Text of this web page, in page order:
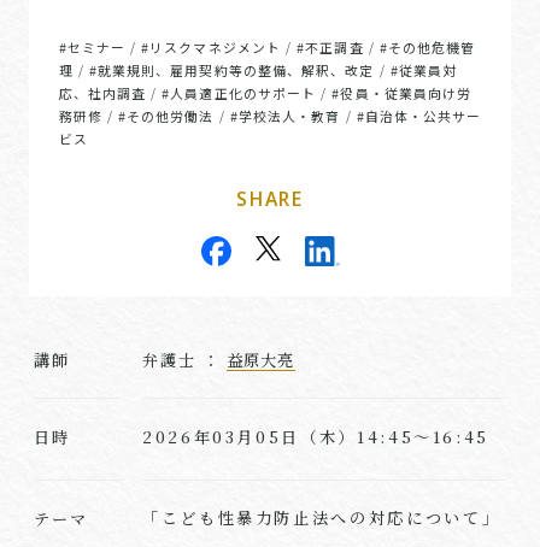
#セミナー /#リスクマネジメント /#不正調査 / #その他危機管
理 / #就業規則、雇用契約等の整備、解釈、改定 / #従業員対
応、社内調査 /#人員適正化のサポート /#役員・従業員向け労
務研修 / #その他労働法 / #学校法人・教育 / #自治体・公共サー
ビス
SHARE
講師 弁護士 ： 益原大亮
日時 2026年03月05日（木）14:45～16:45
テーマ 「こども性暴力防止法への対応について」